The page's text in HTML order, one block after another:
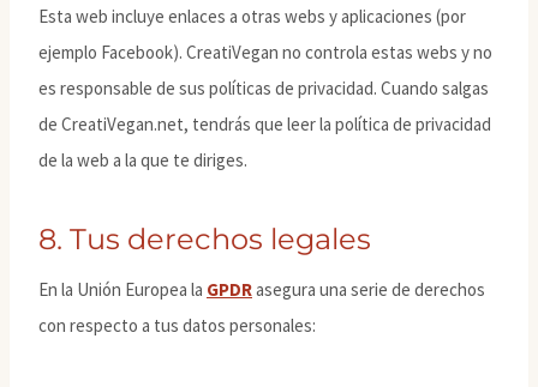
Esta web incluye enlaces a otras webs y aplicaciones (por
ejemplo Facebook). CreatiVegan no controla estas webs y no
es responsable de sus políticas de privacidad. Cuando salgas
de CreatiVegan.net, tendrás que leer la política de privacidad
de la web a la que te diriges.
8. Tus derechos legales
En la Unión Europea la GPDRasegura una serie de derechos
con respecto a tus datos personales: